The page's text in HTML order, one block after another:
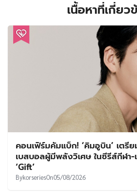
เนื้อหาที่เกี่ยว
คอนเฟิร์มคัมแบ็ก! ‘คิมอูบิน’ เตรี
เบสบอลผู้มีพลังวิเศษ ในซีรีส์กีฬา-
‘Gift’
BykorseriesOn05/08/2026